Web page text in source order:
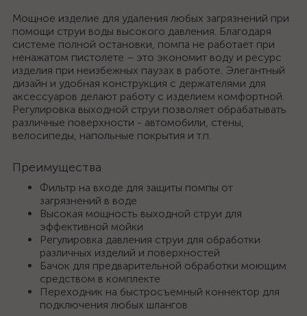
Мощное изделие для удаления любых загрязнений при
помощи струи воды высокого давления. Благодаря
системе полной остановки, помпа не работает при
ненажатом пистолете – это экономит воду и ресурс
изделия при неизбежных паузах в работе. Элегантный
дизайн и удобная конструкция с держателями для
аксессуаров делают работу с изделием комфортной.
Регулировка выходной струи позволяет обрабатывать
различные поверхности - автомобили, стены,
велосипеды, напольные покрытия и т.п.
Преимущества
Фильтр на входе для защиты помпы от
загрязнений в воде
Высокая мощность выходной струи для
эффективной мойки
Регулировка давления струи для обработки
различных изделий и поверхностей
Бачок для предварительной обработки моющим
средством в комплекте
Переходник на быстросъемный коннектор для
подключения любых шлангов